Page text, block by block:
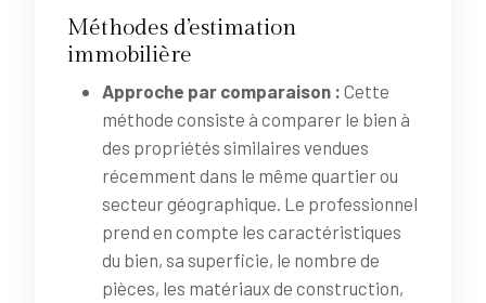
Méthodes d’estimation
immobilière
Approche par comparaison : Cette
méthode consiste à comparer le bien à
des propriétés similaires vendues
récemment dans le même quartier ou
secteur géographique. Le professionnel
prend en compte les caractéristiques
du bien, sa superficie, le nombre de
pièces, les matériaux de construction,